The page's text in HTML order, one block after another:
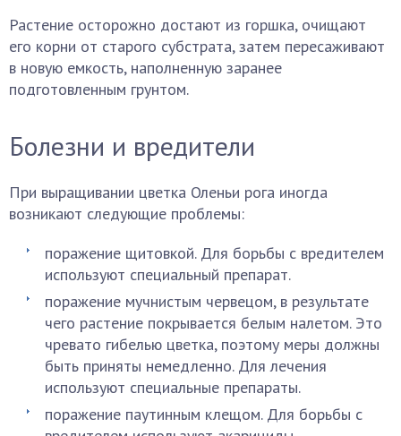
Растение осторожно достают из горшка, очищают
его корни от старого субстрата, затем пересаживают
в новую емкость, наполненную заранее
подготовленным грунтом.
Болезни и вредители
При выращивании цветка Оленьи рога иногда
возникают следующие проблемы:
поражение щитовкой. Для борьбы с вредителем
используют специальный препарат.
поражение мучнистым червецом, в результате
чего растение покрывается белым налетом. Это
чревато гибелью цветка, поэтому меры должны
быть приняты немедленно. Для лечения
используют специальные препараты.
поражение паутинным клещом. Для борьбы с